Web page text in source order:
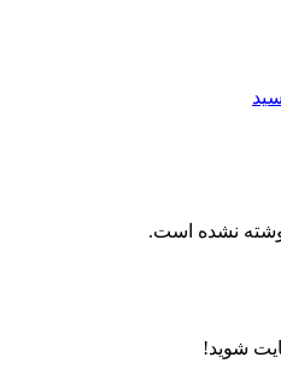
نشده است.
شوید!